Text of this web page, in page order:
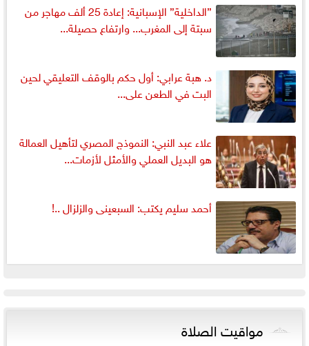
”الداخلية” الإسبانية: إعادة 25 ألف مهاجر من
سبتة إلى المغرب... وارتفاع حصيلة...
د. هبة عرابي: أول حكم بالوقف التعليقي لحين
البت في الطعن على...
علاء عبد النبي: النموذج المصري لتأهيل العمالة
هو البديل العملي والأمثل لأزمات...
أحمد سليم يكتب: السبعينى والزلزال ..!
مواقيت الصلاة